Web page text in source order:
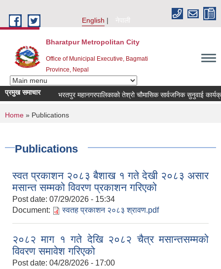
English
नेपाली
Bharatpur Metropolitan City
Office of Municipal Executive, Bagmati
Province, Nepal
प्रमुख समाचार भरतपुर महानगरपालिकाको तेश्रो चौमासिक सार्वजनिक सुनुवाई कार्यक्रम
You are here
Home » Publications
Publications
स्वत प्रकाशन २०८३ बैशाख १ गते देखी २०८३ असार
मसान्त सम्मको विवरण प्रकाशन गरिएको
Post date: 07/29/2026 - 15:34
Document:
स्वतह प्रकाशन २०८३ श्रावण.pdf
२०८२ माग १ गते देखि २०८२ चैत्र मसान्तसम्मको
विवरण समावेश गरिएको
Post date: 04/28/2026 - 17:00